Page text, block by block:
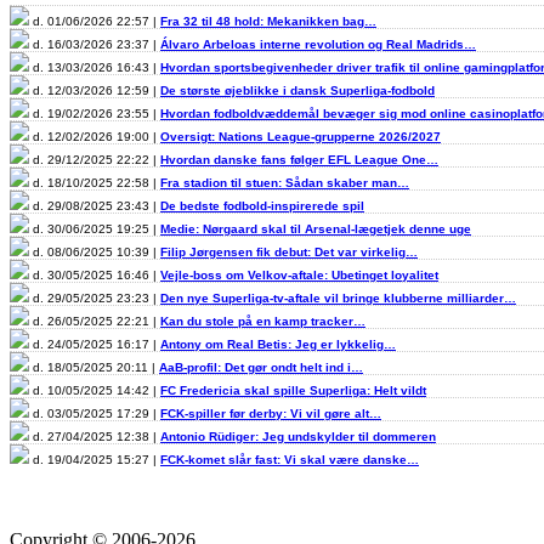
d. 01/06/2026 22:57 | Fra 32 til 48 hold: Mekanikken bag…
d. 16/03/2026 23:37 | Álvaro Arbeloas interne revolution og Real Madrids…
d. 13/03/2026 16:43 | Hvordan sportsbegivenheder driver trafik til online
d. 12/03/2026 12:59 | De største øjeblikke i dansk Superliga-fodbold
d. 19/02/2026 23:55 | Hvordan fodboldvæddemål bevæger sig mod online
d. 12/02/2026 19:00 | Oversigt: Nations League-grupperne 2026/2027
d. 29/12/2025 22:22 | Hvordan danske fans følger EFL League One…
d. 18/10/2025 22:58 | Fra stadion til stuen: Sådan skaber man…
d. 29/08/2025 23:43 | De bedste fodbold-inspirerede spil
d. 30/06/2025 19:25 | Medie: Nørgaard skal til Arsenal-lægetjek denne uge
d. 08/06/2025 10:39 | Filip Jørgensen fik debut: Det var virkelig…
d. 30/05/2025 16:46 | Vejle-boss om Velkov-aftale: Ubetinget loyalitet
d. 29/05/2025 23:23 | Den nye Superliga-tv-aftale vil bringe klubberne milliarder…
d. 26/05/2025 22:21 | Kan du stole på en kamp tracker…
d. 24/05/2025 16:17 | Antony om Real Betis: Jeg er lykkelig…
d. 18/05/2025 20:11 | AaB-profil: Det gør ondt helt ind i…
d. 10/05/2025 14:42 | FC Fredericia skal spille Superliga: Helt vildt
d. 03/05/2025 17:29 | FCK-spiller før derby: Vi vil gøre alt…
d. 27/04/2025 12:38 | Antonio Rüdiger: Jeg undskylder til dommeren
d. 19/04/2025 15:27 | FCK-komet slår fast: Vi skal være danske…
Copyright © 2006-2026